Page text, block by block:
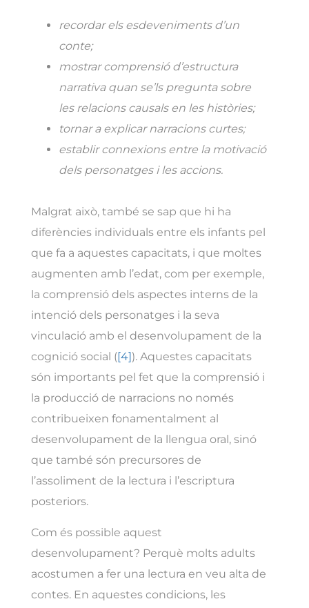
recordar els esdeveniments d’un
conte;
mostrar comprensió d’estructura
narrativa quan se’ls pregunta sobre
les relacions causals en les històries;
tornar a explicar narracions curtes;
establir connexions entre la motivació
dels personatges i les accions.
Malgrat això, també se sap que hi ha
diferències individuals entre els infants pel
que fa a aquestes capacitats, i que moltes
augmenten amb l’edat, com per exemple,
la comprensió dels aspectes interns de la
intenció dels personatges i la seva
vinculació amb el desenvolupament de la
cognició social ([4]). Aquestes capacitats
són importants pel fet que la comprensió i
la producció de narracions no només
contribueixen fonamentalment al
desenvolupament de la llengua oral, sinó
que també són precursores de
l’assoliment de la lectura i l’escriptura
posteriors.
Com és possible aquest
desenvolupament? Perquè molts adults
acostumen a fer una lectura en veu alta de
contes. En aquestes condicions, les